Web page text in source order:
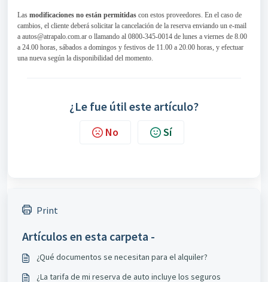
Las modificaciones no están permitidas con estos proveedores. En el caso de
cambios, el cliente deberá solicitar la cancelación de la reserva enviando un e-mail
a autos@atrapalo.com.ar o llamando al 0800-345-0014 de lunes a viernes de 8.00
a 24.00 horas, sábados a domingos y festivos de 11.00 a 20.00 horas, y efectuar
una nueva según la disponibilidad del momento.
¿Le fue útil este artículo?
No Sí
Print
Artículos en esta carpeta -
¿Qué documentos se necesitan para el alquiler?
¿La tarifa de mi reserva de auto incluye los seguros